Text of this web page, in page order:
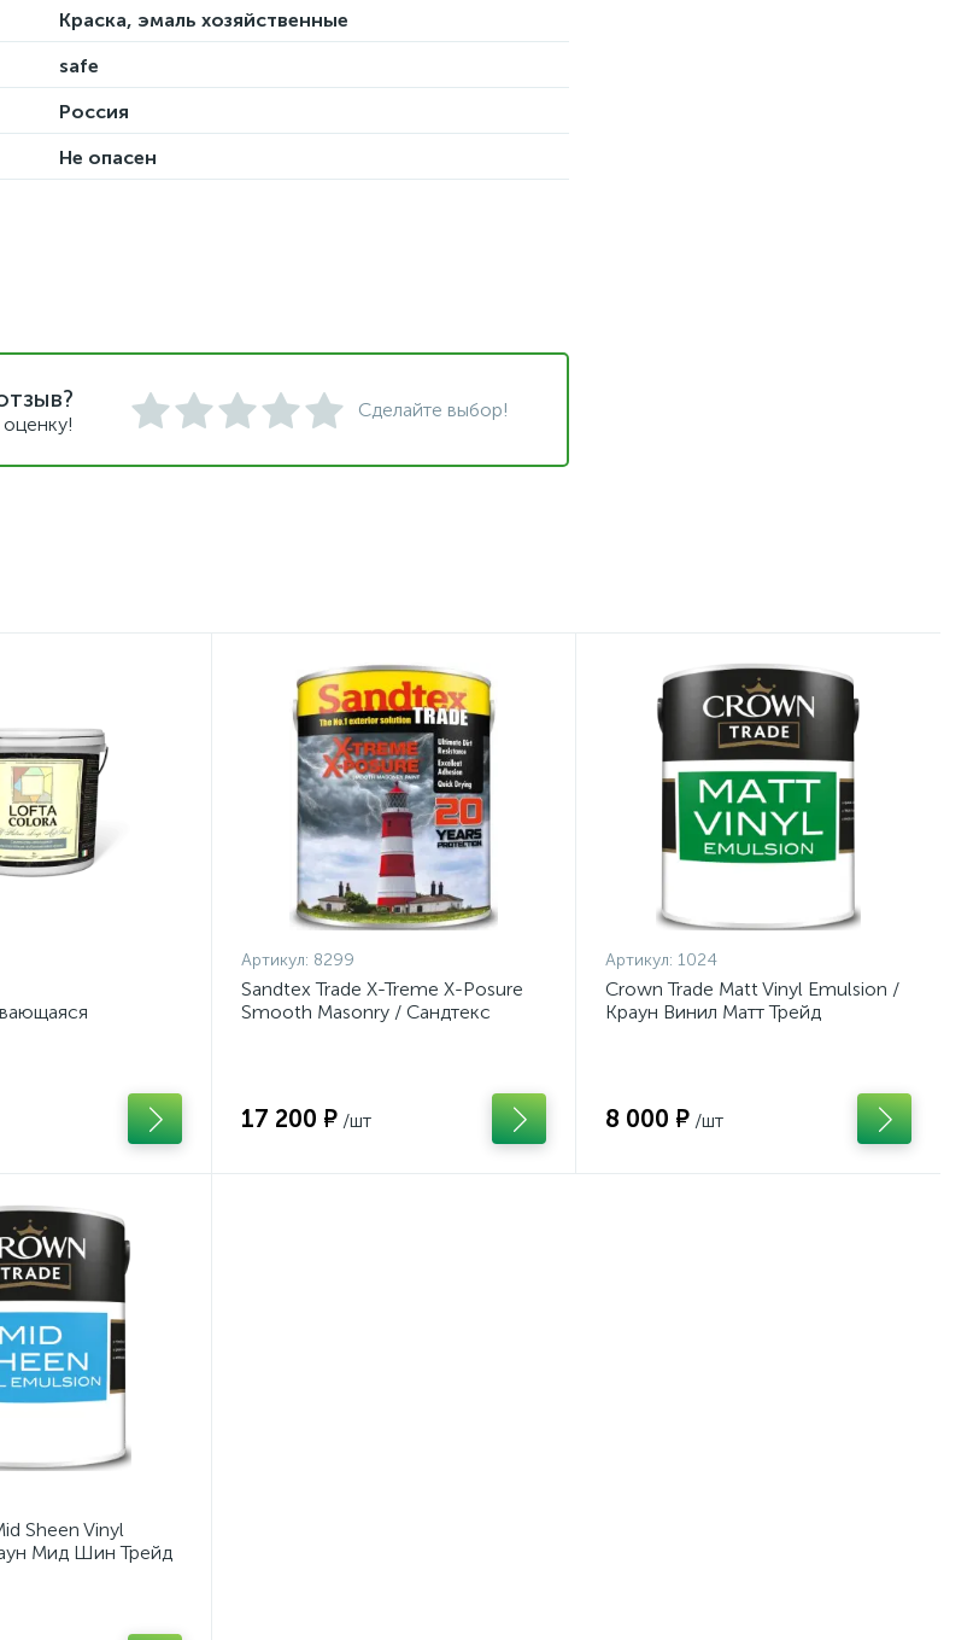
Краска, эмаль хозяйственные
safe
Россия
Не опасен
Сделайте выбор!
Артикул: 8299
Sandtex Trade X-Treme X-Posure
Smooth Masonry / Сандтекс
17 200 ₽ /шт
Артикул: 1024
Crown Trade Matt Vinyl Emulsion /
Краун Винил Матт Трейд
8 000 ₽ /шт
Sheen Vinyl
Мид Шин Трейд